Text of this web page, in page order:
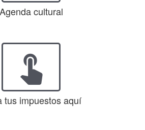
Agenda cultural
touch_app
tus impuestos aquí